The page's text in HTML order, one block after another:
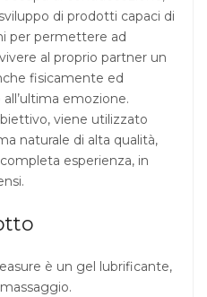
di prodotti capaci di
per permettere ad
al proprio partner un
fisicamente ed
emozione.
viene utilizzato
naturale di alta qualità,
esperienza, in
è un gel lubrificante,